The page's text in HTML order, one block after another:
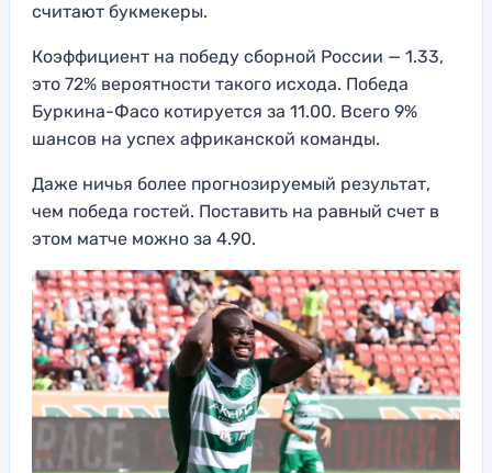
считают букмекеры.
Коэффициент на победу сборной России — 1.33,
это 72% вероятности такого исхода. Победа
Буркина-Фасо котируется за 11.00. Всего 9%
шансов на успех африканской команды.
Даже ничья более прогнозируемый результат,
чем победа гостей. Поставить на равный счет в
этом матче можно за 4.90.